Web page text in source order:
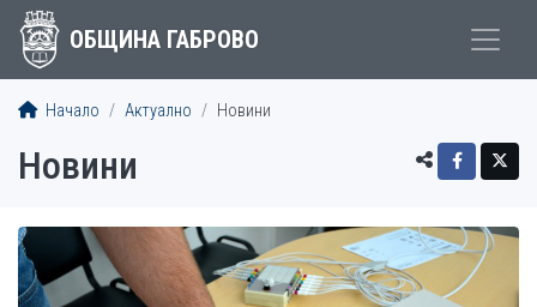
ОБЩИНА ГАБРОВО
Начало Актуално Новини
Новини
СТАТИИ